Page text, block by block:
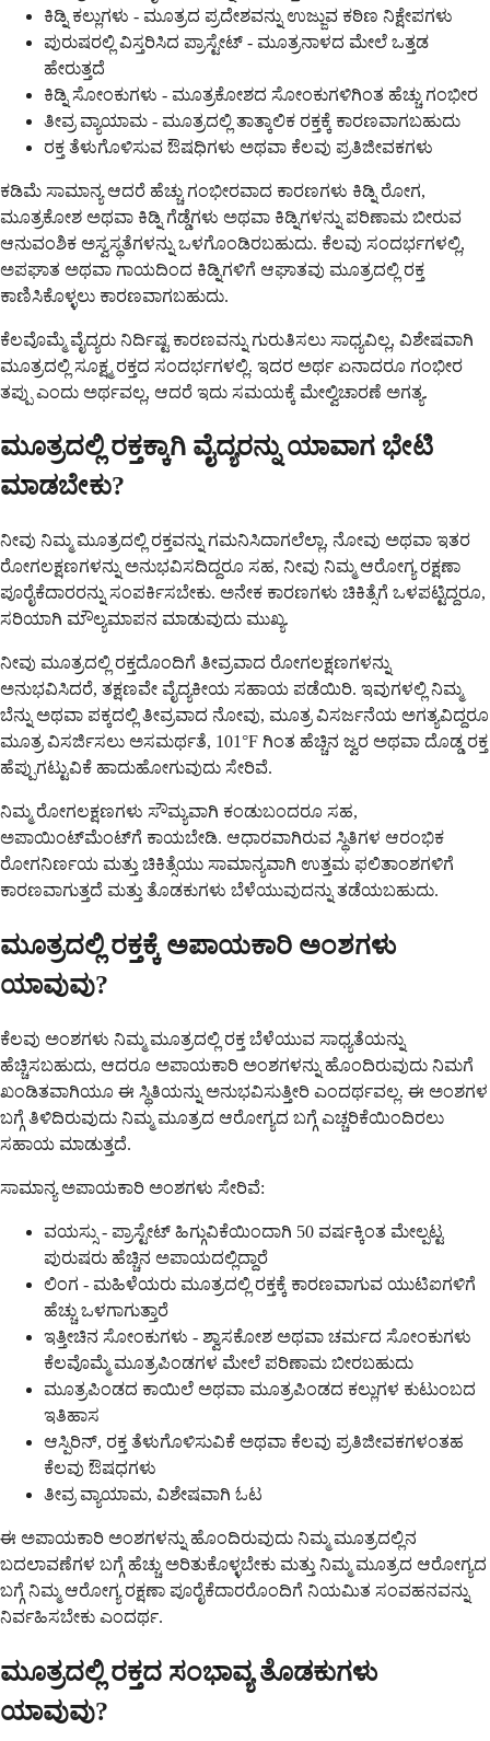
ಕಿಡ್ನಿ ಕಲ್ಲುಗಳು - ಮೂತ್ರದ ಪ್ರದೇಶವನ್ನು ಉಜ್ಜುವ ಕಠಿಣ ನಿಕ್ಷೇಪಗಳು
ಪುರುಷರಲ್ಲಿ ವಿಸ್ತರಿಸಿದ ಪ್ರಾಸ್ಟೇಟ್ - ಮೂತ್ರನಾಳದ ಮೇಲೆ ಒತ್ತಡ
ಹೇರುತ್ತದೆ
ಕಿಡ್ನಿ ಸೋಂಕುಗಳು - ಮೂತ್ರಕೋಶದ ಸೋಂಕುಗಳಿಗಿಂತ ಹೆಚ್ಚು ಗಂಭೀರ
ತೀವ್ರ ವ್ಯಾಯಾಮ - ಮೂತ್ರದಲ್ಲಿ ತಾತ್ಕಾಲಿಕ ರಕ್ತಕ್ಕೆ ಕಾರಣವಾಗಬಹುದು
ರಕ್ತ ತೆಳುಗೊಳಿಸುವ ಔಷಧಿಗಳು ಅಥವಾ ಕೆಲವು ಪ್ರತಿಜೀವಕಗಳು
ಕಡಿಮೆ ಸಾಮಾನ್ಯ ಆದರೆ ಹೆಚ್ಚು ಗಂಭೀರವಾದ ಕಾರಣಗಳು ಕಿಡ್ನಿ ರೋಗ,
ಮೂತ್ರಕೋಶ ಅಥವಾ ಕಿಡ್ನಿ ಗೆಡ್ಡೆಗಳು ಅಥವಾ ಕಿಡ್ನಿಗಳನ್ನು ಪರಿಣಾಮ ಬೀರುವ
ಆನುವಂಶಿಕ ಅಸ್ವಸ್ಥತೆಗಳನ್ನು ಒಳಗೊಂಡಿರಬಹುದು. ಕೆಲವು ಸಂದರ್ಭಗಳಲ್ಲಿ,
ಅಪಘಾತ ಅಥವಾ ಗಾಯದಿಂದ ಕಿಡ್ನಿಗಳಿಗೆ ಆಘಾತವು ಮೂತ್ರದಲ್ಲಿ ರಕ್ತ
ಕಾಣಿಸಿಕೊಳ್ಳಲು ಕಾರಣವಾಗಬಹುದು.
ಕೆಲವೊಮ್ಮೆ ವೈದ್ಯರು ನಿರ್ದಿಷ್ಟ ಕಾರಣವನ್ನು ಗುರುತಿಸಲು ಸಾಧ್ಯವಿಲ್ಲ, ವಿಶೇಷವಾಗಿ
ಮೂತ್ರದಲ್ಲಿ ಸೂಕ್ಷ್ಮ ರಕ್ತದ ಸಂದರ್ಭಗಳಲ್ಲಿ. ಇದರ ಅರ್ಥ ಏನಾದರೂ ಗಂಭೀರ
ತಪ್ಪು ಎಂದು ಅರ್ಥವಲ್ಲ, ಆದರೆ ಇದು ಸಮಯಕ್ಕೆ ಮೇಲ್ವಿಚಾರಣೆ ಅಗತ್ಯ.
ಮೂತ್ರದಲ್ಲಿ ರಕ್ತಕ್ಕಾಗಿ ವೈದ್ಯರನ್ನು ಯಾವಾಗ ಭೇಟಿ
ಮಾಡಬೇಕು?
ನೀವು ನಿಮ್ಮ ಮೂತ್ರದಲ್ಲಿ ರಕ್ತವನ್ನು ಗಮನಿಸಿದಾಗಲೆಲ್ಲಾ, ನೋವು ಅಥವಾ ಇತರ
ರೋಗಲಕ್ಷಣಗಳನ್ನು ಅನುಭವಿಸದಿದ್ದರೂ ಸಹ, ನೀವು ನಿಮ್ಮ ಆರೋಗ್ಯ ರಕ್ಷಣಾ
ಪೂರೈಕೆದಾರರನ್ನು ಸಂಪರ್ಕಿಸಬೇಕು. ಅನೇಕ ಕಾರಣಗಳು ಚಿಕಿತ್ಸೆಗೆ ಒಳಪಟ್ಟಿದ್ದರೂ,
ಸರಿಯಾಗಿ ಮೌಲ್ಯಮಾಪನ ಮಾಡುವುದು ಮುಖ್ಯ.
ನೀವು ಮೂತ್ರದಲ್ಲಿ ರಕ್ತದೊಂದಿಗೆ ತೀವ್ರವಾದ ರೋಗಲಕ್ಷಣಗಳನ್ನು
ಅನುಭವಿಸಿದರೆ, ತಕ್ಷಣವೇ ವೈದ್ಯಕೀಯ ಸಹಾಯ ಪಡೆಯಿರಿ. ಇವುಗಳಲ್ಲಿ ನಿಮ್ಮ
ಬೆನ್ನು ಅಥವಾ ಪಕ್ಕದಲ್ಲಿ ತೀವ್ರವಾದ ನೋವು, ಮೂತ್ರ ವಿಸರ್ಜನೆಯ ಅಗತ್ಯವಿದ್ದರೂ
ಮೂತ್ರ ವಿಸರ್ಜಿಸಲು ಅಸಮರ್ಥತೆ, 101°F ಗಿಂತ ಹೆಚ್ಚಿನ ಜ್ವರ ಅಥವಾ ದೊಡ್ಡ ರಕ್ತ
ಹೆಪ್ಪುಗಟ್ಟುವಿಕೆ ಹಾದುಹೋಗುವುದು ಸೇರಿವೆ.
ನಿಮ್ಮ ರೋಗಲಕ್ಷಣಗಳು ಸೌಮ್ಯವಾಗಿ ಕಂಡುಬಂದರೂ ಸಹ,
ಅಪಾಯಿಂಟ್‌ಮೆಂಟ್‌ಗೆ ಕಾಯಬೇಡಿ. ಆಧಾರವಾಗಿರುವ ಸ್ಥಿತಿಗಳ ಆರಂಭಿಕ
ರೋಗನಿರ್ಣಯ ಮತ್ತು ಚಿಕಿತ್ಸೆಯು ಸಾಮಾನ್ಯವಾಗಿ ಉತ್ತಮ ಫಲಿತಾಂಶಗಳಿಗೆ
ಕಾರಣವಾಗುತ್ತದೆ ಮತ್ತು ತೊಡಕುಗಳು ಬೆಳೆಯುವುದನ್ನು ತಡೆಯಬಹುದು.
ಮೂತ್ರದಲ್ಲಿ ರಕ್ತಕ್ಕೆ ಅಪಾಯಕಾರಿ ಅಂಶಗಳು
ಯಾವುವು?
ಕೆಲವು ಅಂಶಗಳು ನಿಮ್ಮ ಮೂತ್ರದಲ್ಲಿ ರಕ್ತ ಬೆಳೆಯುವ ಸಾಧ್ಯತೆಯನ್ನು
ಹೆಚ್ಚಿಸಬಹುದು, ಆದರೂ ಅಪಾಯಕಾರಿ ಅಂಶಗಳನ್ನು ಹೊಂದಿರುವುದು ನಿಮಗೆ
ಖಂಡಿತವಾಗಿಯೂ ಈ ಸ್ಥಿತಿಯನ್ನು ಅನುಭವಿಸುತ್ತೀರಿ ಎಂದರ್ಥವಲ್ಲ. ಈ ಅಂಶಗಳ
ಬಗ್ಗೆ ತಿಳಿದಿರುವುದು ನಿಮ್ಮ ಮೂತ್ರದ ಆರೋಗ್ಯದ ಬಗ್ಗೆ ಎಚ್ಚರಿಕೆಯಿಂದಿರಲು
ಸಹಾಯ ಮಾಡುತ್ತದೆ.
ಸಾಮಾನ್ಯ ಅಪಾಯಕಾರಿ ಅಂಶಗಳು ಸೇರಿವೆ:
ವಯಸ್ಸು - ಪ್ರಾಸ್ಟೇಟ್ ಹಿಗ್ಗುವಿಕೆಯಿಂದಾಗಿ 50 ವರ್ಷಕ್ಕಿಂತ ಮೇಲ್ಪಟ್ಟ
ಪುರುಷರು ಹೆಚ್ಚಿನ ಅಪಾಯದಲ್ಲಿದ್ದಾರೆ
ಲಿಂಗ - ಮಹಿಳೆಯರು ಮೂತ್ರದಲ್ಲಿ ರಕ್ತಕ್ಕೆ ಕಾರಣವಾಗುವ ಯುಟಿಐಗಳಿಗೆ
ಹೆಚ್ಚು ಒಳಗಾಗುತ್ತಾರೆ
ಇತ್ತೀಚಿನ ಸೋಂಕುಗಳು - ಶ್ವಾಸಕೋಶ ಅಥವಾ ಚರ್ಮದ ಸೋಂಕುಗಳು
ಕೆಲವೊಮ್ಮೆ ಮೂತ್ರಪಿಂಡಗಳ ಮೇಲೆ ಪರಿಣಾಮ ಬೀರಬಹುದು
ಮೂತ್ರಪಿಂಡದ ಕಾಯಿಲೆ ಅಥವಾ ಮೂತ್ರಪಿಂಡದ ಕಲ್ಲುಗಳ ಕುಟುಂಬದ
ಇತಿಹಾಸ
ಆಸ್ಪಿರಿನ್, ರಕ್ತ ತೆಳುಗೊಳಿಸುವಿಕೆ ಅಥವಾ ಕೆಲವು ಪ್ರತಿಜೀವಕಗಳಂತಹ
ಕೆಲವು ಔಷಧಗಳು
ತೀವ್ರ ವ್ಯಾಯಾಮ, ವಿಶೇಷವಾಗಿ ಓಟ
ಈ ಅಪಾಯಕಾರಿ ಅಂಶಗಳನ್ನು ಹೊಂದಿರುವುದು ನಿಮ್ಮ ಮೂತ್ರದಲ್ಲಿನ
ಬದಲಾವಣೆಗಳ ಬಗ್ಗೆ ಹೆಚ್ಚು ಅರಿತುಕೊಳ್ಳಬೇಕು ಮತ್ತು ನಿಮ್ಮ ಮೂತ್ರದ ಆರೋಗ್ಯದ
ಬಗ್ಗೆ ನಿಮ್ಮ ಆರೋಗ್ಯ ರಕ್ಷಣಾ ಪೂರೈಕೆದಾರರೊಂದಿಗೆ ನಿಯಮಿತ ಸಂವಹನವನ್ನು
ನಿರ್ವಹಿಸಬೇಕು ಎಂದರ್ಥ.
ಮೂತ್ರದಲ್ಲಿ ರಕ್ತದ ಸಂಭಾವ್ಯ ತೊಡಕುಗಳು
ಯಾವುವು?